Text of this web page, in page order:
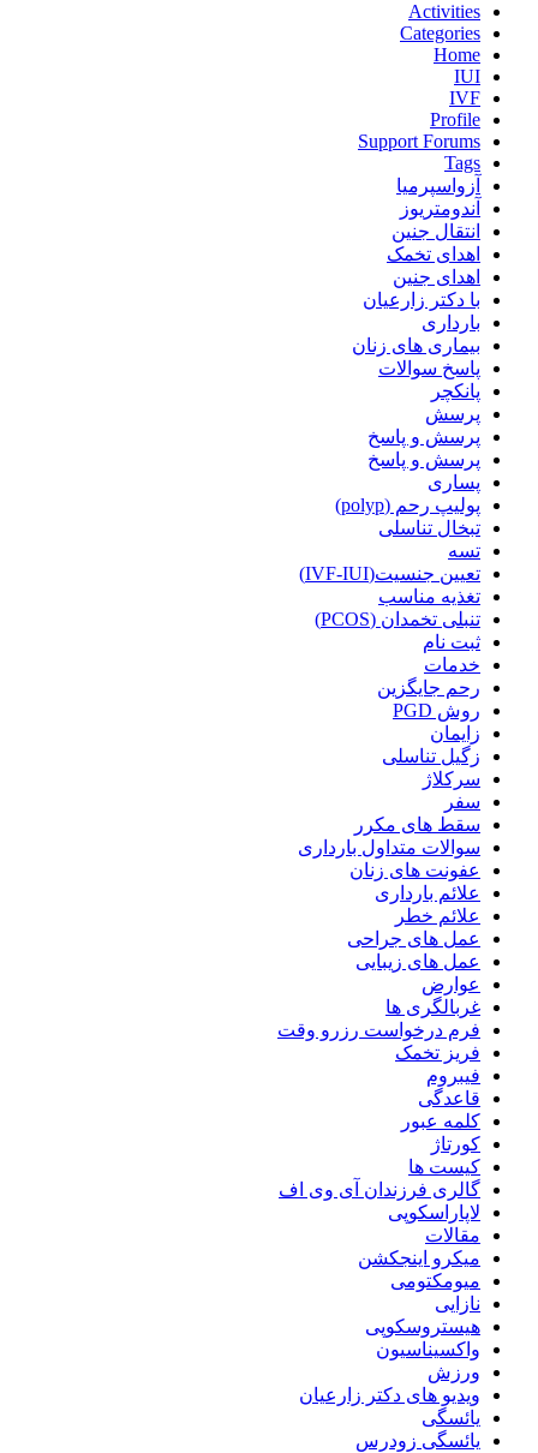
Activities
Categories
Home
IUI
IVF
Profile
Support Forums
Tags
آزواسپرمیا
آندومتریوز
انتقال جنین
اهدای تخمک
اهدای جنین
با دکتر زارعیان
بارداری
بیماری های زنان
پاسخ سوالات
پانکچر
پرسش
پرسش و پاسخ
پرسش و پاسخ
پساری
پولیپ رحم (polyp)
تبخال تناسلی
تسه
تعیین جنسیت(IVF-IUI)
تغذیه مناسب
تنبلی تخمدان (PCOS)
ثبت نام
خدمات
رحم جایگزین
روش PGD
زایمان
زگیل تناسلی
سرکلاژ
سفر
سقط های مکرر
سوالات متداول بارداری
عفونت های زنان
علائم بارداری
علائم خطر
عمل های جراحی
عمل های زیبایی
عوارض
غربالگری ها
فرم درخواست رزرو وقت
فریز تخمک
فیبروم
قاعدگی
کلمه عبور
کورتاژ
کیست ها
گالری فرزندان آی وی اف
لاپاراسکوپی
مقالات
میکرو اینجکشن
میومکتومی
نازایی
هیستروسکوپی
واکسیناسیون
ورزش
ویدیو های دکتر زارعیان
یائسگی
یائسگی زودرس